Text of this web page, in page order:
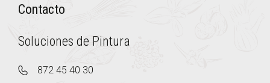
Contacto
Soluciones de Pintura
872 45 40 30